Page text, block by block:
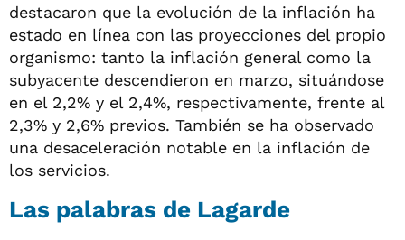
destacaron que la evolución de la inflación ha
estado en línea con las proyecciones del propio
organismo: tanto la inflación general como la
subyacente descendieron en marzo, situándose
en el 2,2% y el 2,4%, respectivamente, frente al
2,3% y 2,6% previos. También se ha observado
una desaceleración notable en la inflación de
los servicios.
Las palabras de Lagarde